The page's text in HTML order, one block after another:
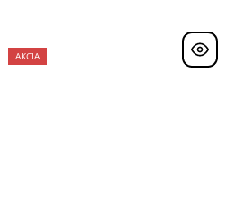
AKCIA